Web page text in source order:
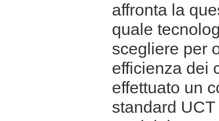
affronta la
quale
scegliere per
efficienza dei
effettuato un
standard